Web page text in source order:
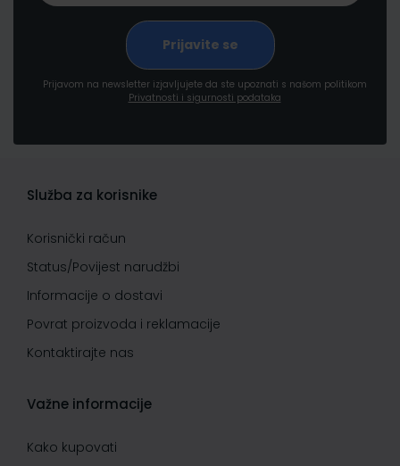
Prijavom na newsletter izjavljujete da ste upoznati s našom politikom
Privatnosti i sigurnosti podataka
Služba za korisnike
Korisnički račun
Status/Povijest narudžbi
Informacije o dostavi
Povrat proizvoda i reklamacije
Kontaktirajte nas
Važne informacije
Kako kupovati